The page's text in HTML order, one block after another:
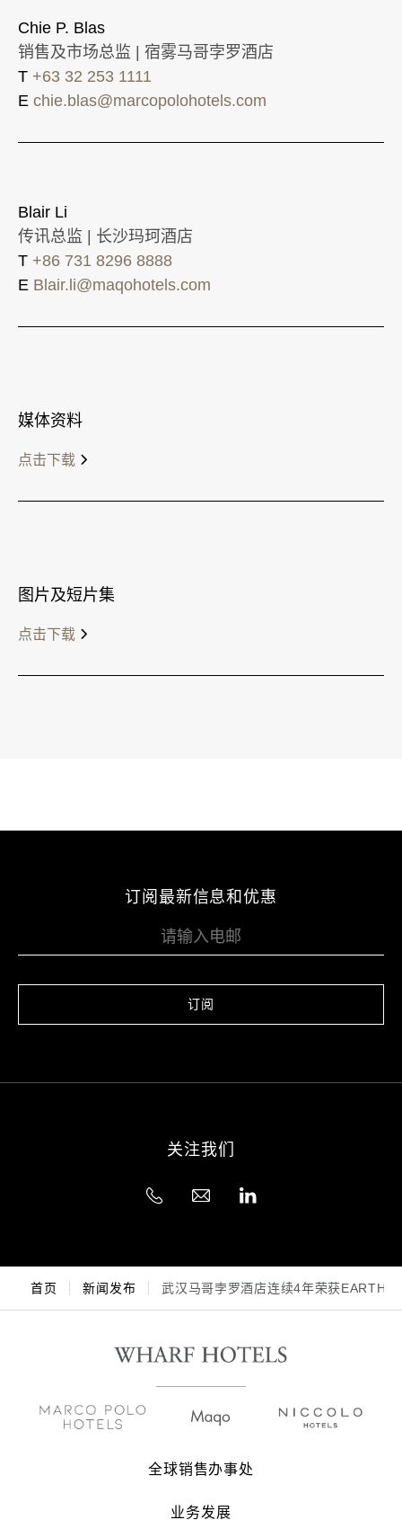
Chie P. Blas
销售及市场总监 | 宿雾马哥孛罗酒店
T +63 32 253 1111
E chie.blas@marcopolohotels.com
Blair Li
传讯总监 | 长沙玛珂酒店
T +86 731 8296 8888
E Blair.li@maqohotels.com
媒体资料
点击下载
图片及短片集
点击下载
订阅最新信息和优惠
订阅
关注我们
首页 新闻发布 武汉马哥孛罗酒店连续4年荣获
全球销售办事处
业务发展